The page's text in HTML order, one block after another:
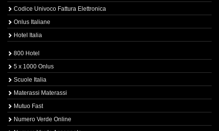
Codice Univoco Fattura Elettronica
Onlus Italiane
Hotel Italia
800 Hotel
5 x 1000 Onlus
Scuole Italia
Materassi Materassi
Mutuo Fast
Numero Verde Online